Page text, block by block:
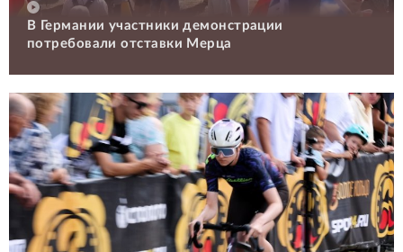
В Германии участники демонстрации
потребовали отставки Мерца